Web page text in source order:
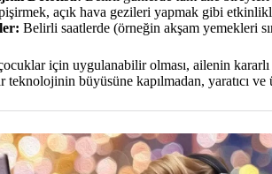
açık hava gezileri yapmak gibi
Belirli saatlerde (örneğin akşam yemekleri
için uygulanabilir olması, ailenin kararlı
teknolojinin büyüsüne kapılmadan, yaratıcı